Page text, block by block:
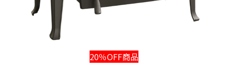
20％OFF商品